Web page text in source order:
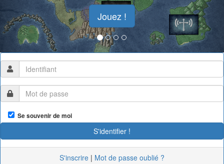
Jouez !
Se souvenir de moi
S'inscrire | Mot de passe oublié ?